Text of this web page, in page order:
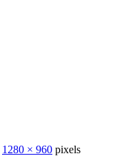
1280 × 960 pixels